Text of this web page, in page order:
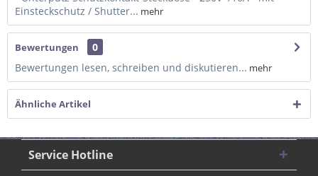
Einsteckschutz / Shutter... mehr
Bewertungen
0
Bewertungen lesen, schreiben und diskutieren... mehr
Ähnliche Artikel
Service Hotline